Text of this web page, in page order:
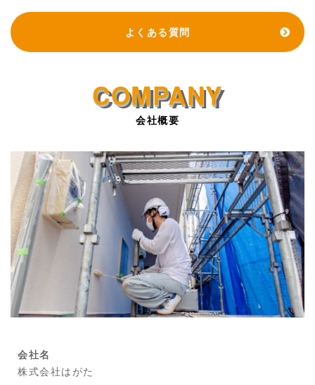
よくある質問
会社概要
会社名
株式会社はがた